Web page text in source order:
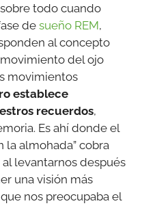
todo cuando
desueño REM,
al concepto
del ojo
movimientos
establece
recuerdos,
Es ahí donde el
la almohada” cobra
levantarnos después
una visión más
nos preocupaba el